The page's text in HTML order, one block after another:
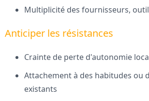
Multiplicité des fournisseurs,
Anticiper les résistances
Crainte de perte d'autonomie
Attachement à des habitudes ou
existants